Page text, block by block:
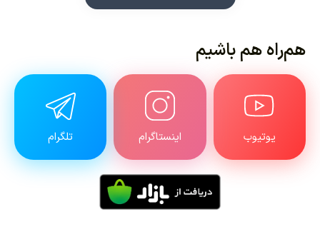
هم‌راه هم باشیم
یوتیوب اینستاگرام تلگرام